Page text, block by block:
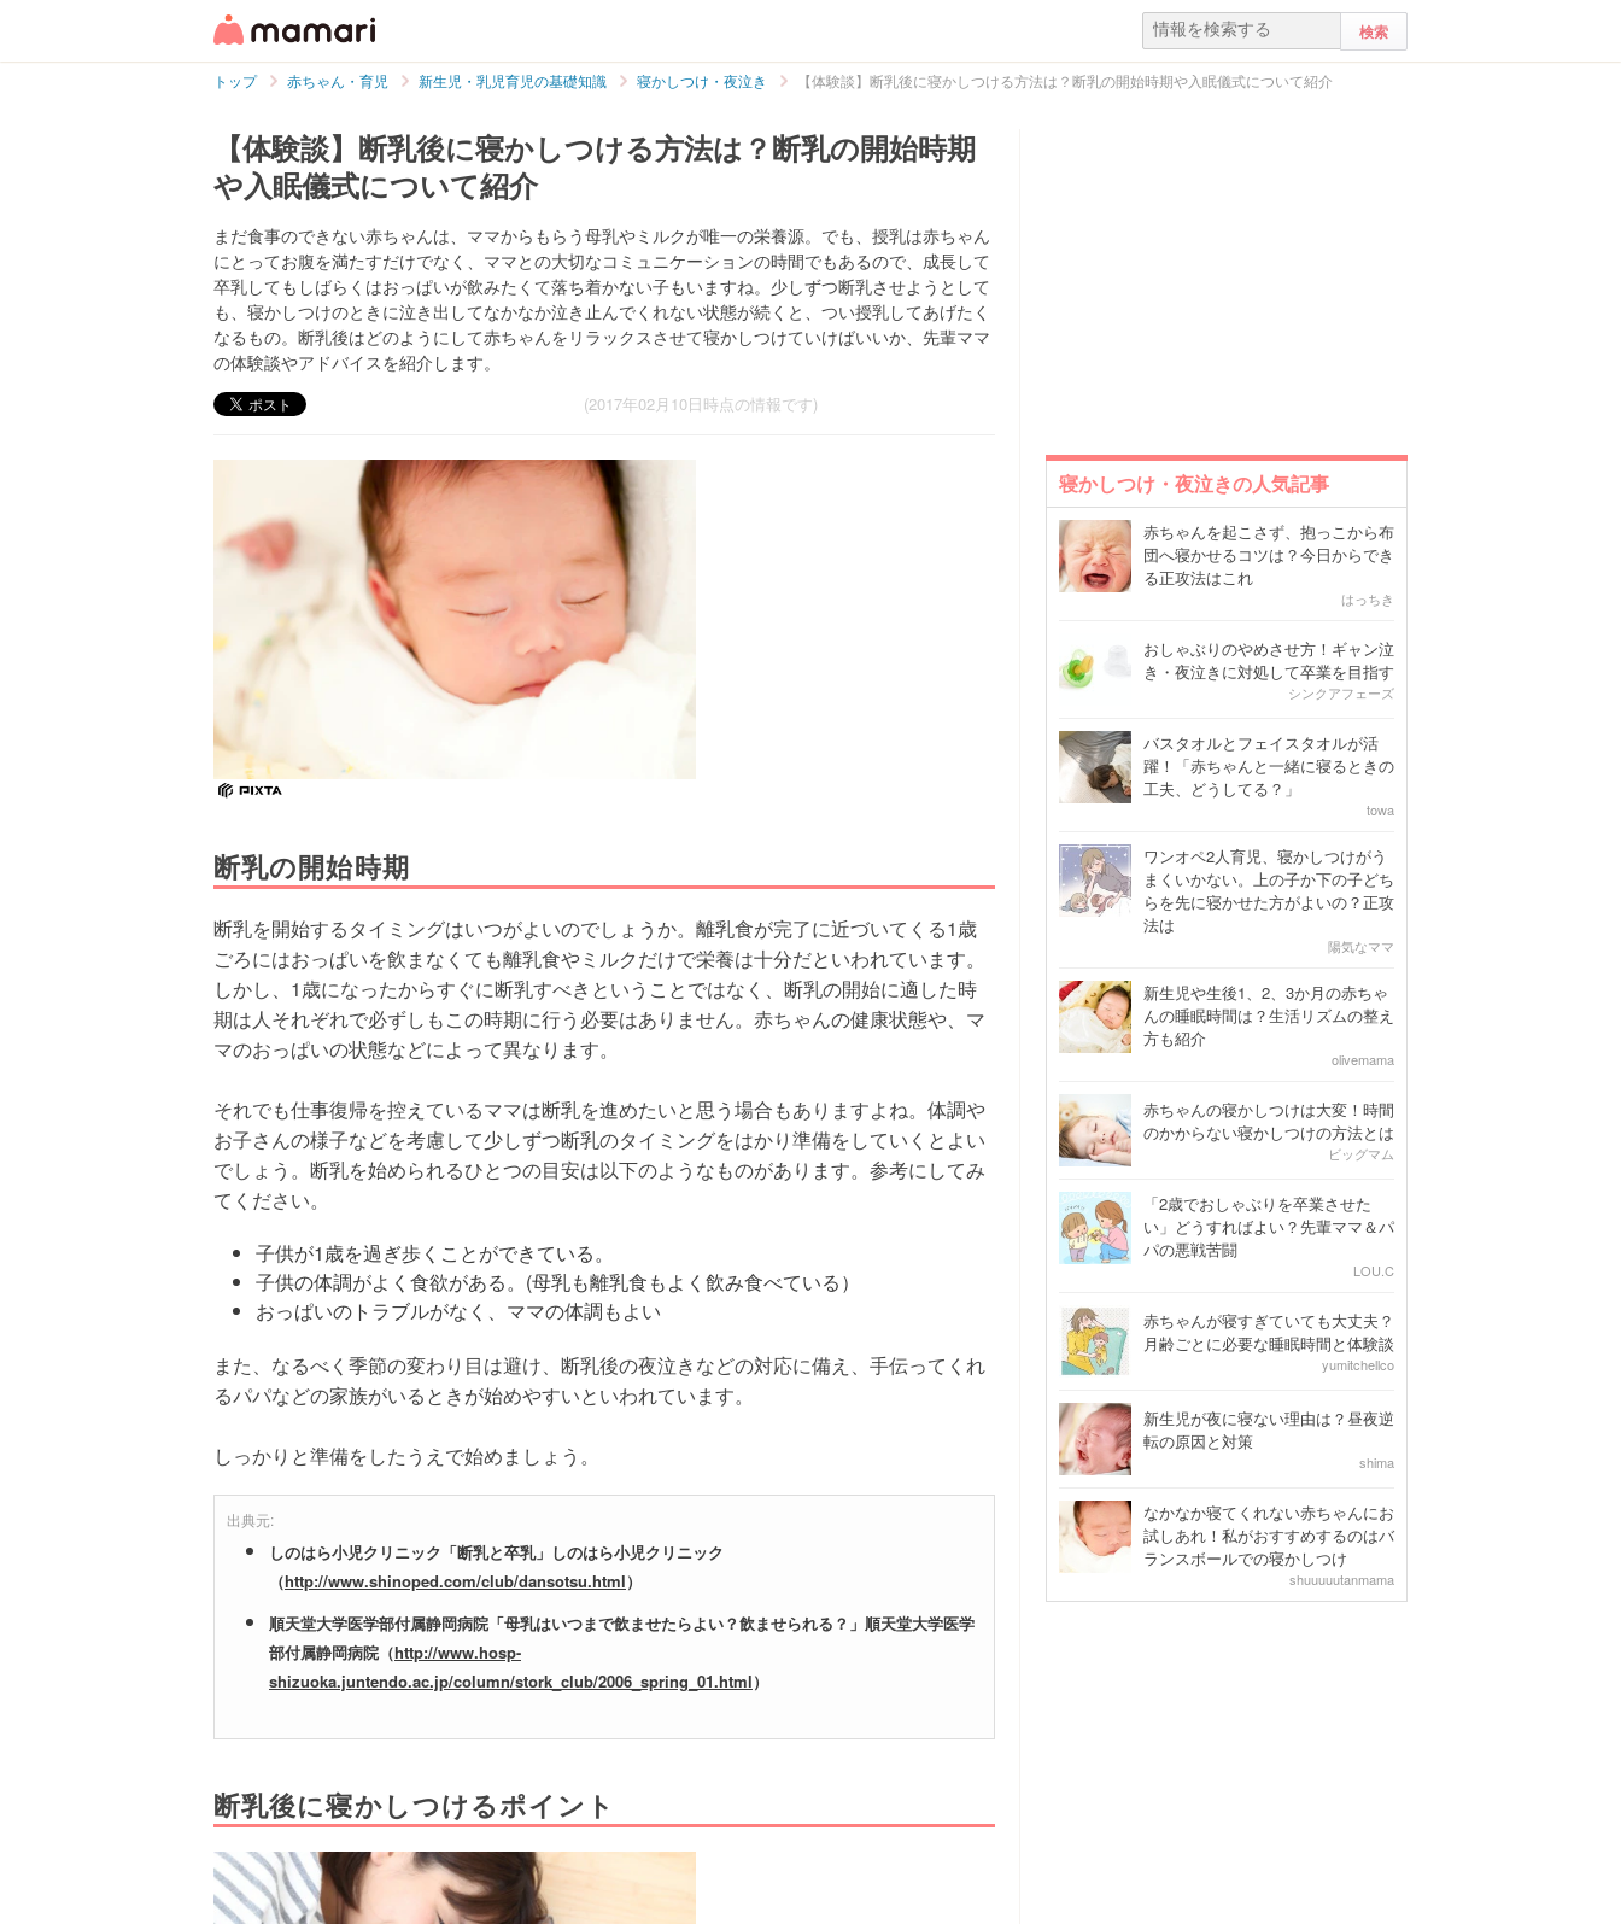
トップ 赤ちゃん・育児 新生児・乳児育児の基礎知識 寝かしつけ・夜泣き 【体験談】断乳後に寝かしつける方法は？断乳の開始時期や入眠儀式について紹介
【体験談】断乳後に寝かしつける方法は？断乳の開始時期
や入眠儀式について紹介
まだ食事のできない赤ちゃんは、ママからもらう母乳やミルクが唯一の栄養源。でも、授乳は赤ちゃん
にとってお腹を満たすだけでなく、ママとの大切なコミュニケーションの時間でもあるので、成長して
卒乳してもしばらくはおっぱいが飲みたくて落ち着かない子もいますね。少しずつ断乳させようとして
も、寝かしつけのときに泣き出してなかなか泣き止んでくれない状態が続くと、つい授乳してあげたく
なるもの。断乳後はどのようにして赤ちゃんをリラックスさせて寝かしつけていけばいいか、先輩ママ
の体験談やアドバイスを紹介します。
(2017年02月10日時点の情報です)
断乳の開始時期
断乳を開始するタイミングはいつがよいのでしょうか。離乳食が完了に近づいてくる1歳
ごろにはおっぱいを飲まなくても離乳食やミルクだけで栄養は十分だといわれています。
しかし、1歳になったからすぐに断乳すべきということではなく、断乳の開始に適した時
期は人それぞれで必ずしもこの時期に行う必要はありません。赤ちゃんの健康状態や、マ
マのおっぱいの状態などによって異なります。
それでも仕事復帰を控えているママは断乳を進めたいと思う場合もありますよね。体調や
お子さんの様子などを考慮して少しずつ断乳のタイミングをはかり準備をしていくとよい
でしょう。断乳を始められるひとつの目安は以下のようなものがあります。参考にしてみ
てください。
子供が1歳を過ぎ歩くことができている。
子供の体調がよく食欲がある。(母乳も離乳食もよく飲み食べている）
おっぱいのトラブルがなく、ママの体調もよい
また、なるべく季節の変わり目は避け、断乳後の夜泣きなどの対応に備え、手伝ってくれ
るパパなどの家族がいるときが始めやすいといわれています。
しっかりと準備をしたうえで始めましょう。
出典元:
しのはら小児クリニック「断乳と卒乳」しのはら小児クリニック
（http://www.shinoped.com/club/dansotsu.html）
順天堂大学医学部付属静岡病院「母乳はいつまで飲ませたらよい？飲ませられる？」順天堂大学医学
部付属静岡病院（http://www.hosp-
shizuoka.juntendo.ac.jp/column/stork_club/2006_spring_01.html）
断乳後に寝かしつけるポイント
寝かしつけ・夜泣きの人気記事
赤ちゃんを起こさず、抱っこから布
団へ寝かせるコツは？今日からでき
る正攻法はこれ
はっちき
おしゃぶりのやめさせ方！ギャン泣
き・夜泣きに対処して卒業を目指す
シンクアフェーズ
バスタオルとフェイスタオルが活
躍！「赤ちゃんと一緒に寝るときの
工夫、どうしてる？」
towa
ワンオペ2人育児、寝かしつけがう
まくいかない。上の子か下の子どち
らを先に寝かせた方がよいの？正攻
法は
陽気なママ
新生児や生後1、2、3か月の赤ちゃ
んの睡眠時間は？生活リズムの整え
方も紹介
olivemama
赤ちゃんの寝かしつけは大変！時間
のかからない寝かしつけの方法とは
ビッグマム
「2歳でおしゃぶりを卒業させた
い」どうすればよい？先輩ママ＆パ
パの悪戦苦闘
LOU.C
赤ちゃんが寝すぎていても大丈夫？
月齢ごとに必要な睡眠時間と体験談
yumitchellco
新生児が夜に寝ない理由は？昼夜逆
転の原因と対策
shima
なかなか寝てくれない赤ちゃんにお
試しあれ！私がおすすめするのはバ
ランスボールでの寝かしつけ
shuuuuutanmama